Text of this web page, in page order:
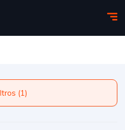
Filtros (1)